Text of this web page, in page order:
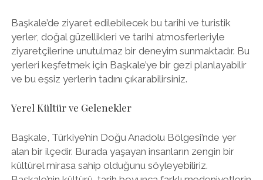
Başkale’de ziyaret edilebilecek bu tarihi ve turistik
yerler, doğal güzellikleri ve tarihi atmosferleriyle
ziyaretçilerine unutulmaz bir deneyim sunmaktadır. Bu
yerleri keşfetmek için Başkale’ye bir gezi planlayabilir
ve bu eşsiz yerlerin tadını çıkarabilirsiniz.
Yerel Kültür ve Gelenekler
Başkale, Türkiye’nin Doğu Anadolu Bölgesi’nde yer
alan bir ilçedir. Burada yaşayan insanların zengin bir
kültürel mirasa sahip olduğunu söyleyebiliriz.